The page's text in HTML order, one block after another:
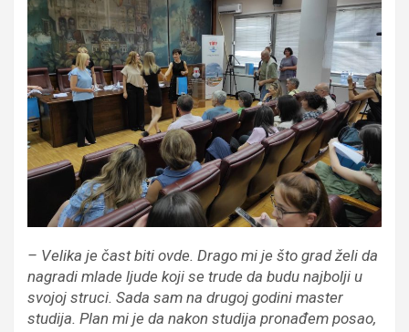
– Velika je čast biti ovde. Drago mi je što grad želi da
nagradi mlade ljude koji se trude da budu najbolji u
svojoj struci. Sada sam na drugoj godini master
studija. Plan mi je da nakon studija pronađem posao,